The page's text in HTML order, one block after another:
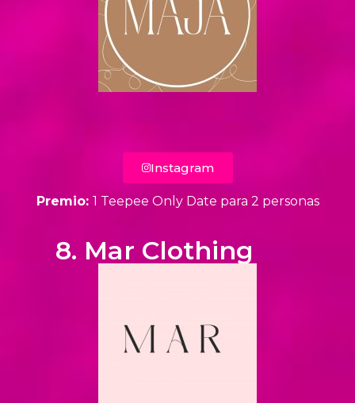
Instagram
Premio: 1 Teepee Only Date para 2 personas
8. Mar Clothing